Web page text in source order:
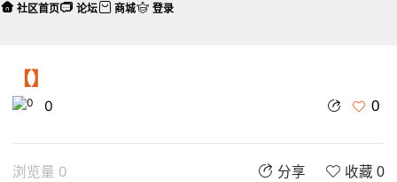
【】
0 0
浏览量 0 分享 收藏 0
社区首页 论坛 商城 登录